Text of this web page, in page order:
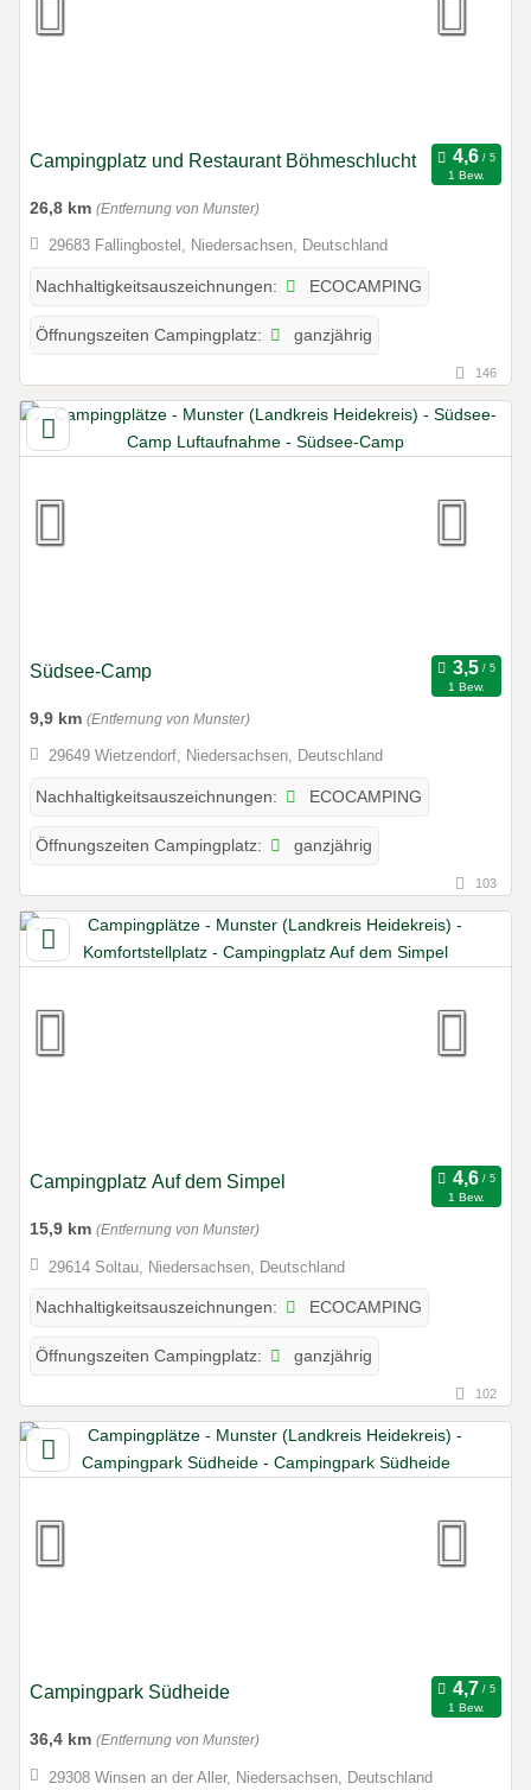
Campingplatz und Restaurant Böhmeschlucht
1 Bew.
26,8 km (Entfernung von Munster)
29683 Fallingbostel, Niedersachsen, Deutschland
Nachhaltigkeitsauszeichnungen: ECOCAMPING
Öffnungszeiten Campingplatz: ganzjährig
146
Südsee-Camp
1 Bew.
9,9 km (Entfernung von Munster)
29649 Wietzendorf, Niedersachsen, Deutschland
Nachhaltigkeitsauszeichnungen: ECOCAMPING
Öffnungszeiten Campingplatz: ganzjährig
103
Campingplatz Auf dem Simpel
1 Bew.
15,9 km (Entfernung von Munster)
29614 Soltau, Niedersachsen, Deutschland
Nachhaltigkeitsauszeichnungen: ECOCAMPING
Öffnungszeiten Campingplatz: ganzjährig
102
Campingpark Südheide
1 Bew.
36,4 km (Entfernung von Munster)
29308 Winsen an der Aller, Niedersachsen, Deutschland